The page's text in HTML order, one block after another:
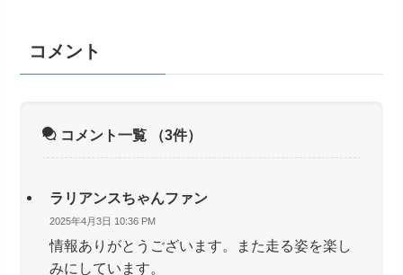
コメント
コメント一覧 （3件）
ラリアンスちゃんファン
2025年4月3日 10:36 PM
情報ありがとうございます。また走る姿を楽し
みにしています。